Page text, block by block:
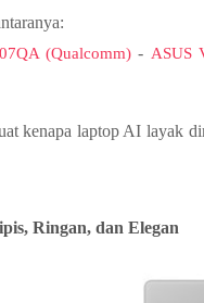
(Qualcomm) - ASUS
kenapa laptop AI layak
Ringan, dan Elegan